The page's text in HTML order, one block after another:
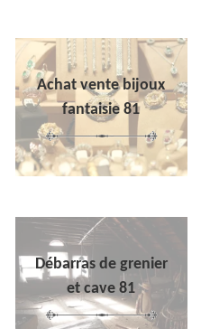
Achat vente bijoux
fantaisie 81
Débarras de grenier
et cave 81